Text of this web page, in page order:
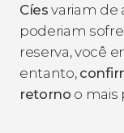
Cíes variam de
poderiam
reserva, você
entanto,
retorno o mais